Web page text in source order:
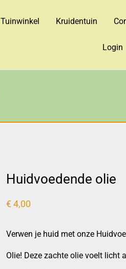
Tuinwinkel Kruidentuin
Login
Huidvoedende olie
€4,00
Verwen je huid met onze
Olie! Deze zachte olie voelt licht